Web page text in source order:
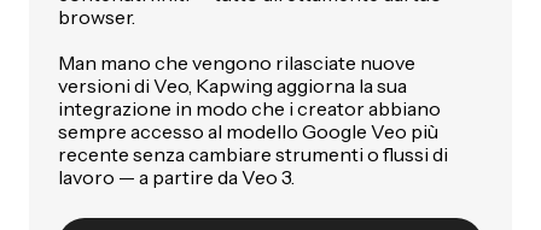
browser.
Man mano che vengono rilasciate nuove
versioni di Veo, Kapwing aggiorna la sua
integrazione in modo che i creator abbiano
sempre accesso al modello Google Veo più
recente senza cambiare strumenti o flussi di
lavoro — a partire da Veo 3.